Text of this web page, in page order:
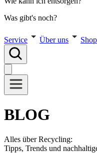
Was gibt's noch?
Service Über uns Shop
BLOG
Alles über Recycling:
Tipps, Trends und